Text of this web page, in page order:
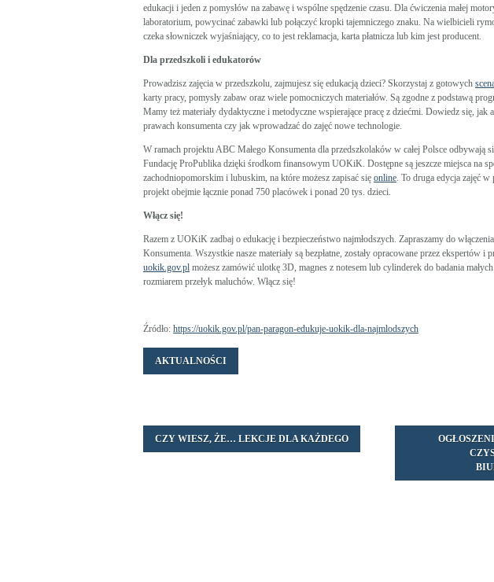
edukacji i jeden z pomysłów na zabawę i wspólne spędzenie czasu. Dla ćwiczenia małej
laboratorium, powycinać zabawki lub połączyć kropki tajemniczego znaku. Na wielbicieli
czeka słowniczek wyjaśniający, co to jest reklamacja, karta płatnicza lub kim jest producent.
Dla przedszkoli i edukatorów
Prowadzisz zajęcia w przedszkolu, zajmujesz się edukacją dzieci? Skorzystaj z gotowych
karty pracy, pomysły zabaw oraz wiele pomocniczych materiałów. Są zgodne z podstawą
Mamy też materiały dydaktyczne i metodyczne wspierające pracę z dziećmi. Dowiedz się, jak
prawach konsumenta czy jak wprowadzać do zajęć nowe technologie.
W ramach projektu ABC Małego Konsumenta dla przedszkolaków w całej Polsce odbywają
Fundację ProPublika dzięki środkom finansowym UOKiK. Dostępne są jeszcze miejsca na
zachodniopomorskim i lubuskim, na które możesz zapisać się online. To druga edycja zajęć
projekt obejmie łącznie ponad 750 placówek i ponad 20 tys. dzieci.
Włącz się!
Razem z UOKiK zadbaj o edukację i bezpieczeństwo najmłodszych. Zapraszamy do
Konsumenta. Wszystkie nasze materiały są bezpłatne, zostały opracowane przez ekspertów i
uokik.gov.pl możesz zamówić ulotkę 3D, magnes z notesem lub cylinderek do badania
rozmiarem przełyk maluchów. Włącz się!
Źródło: https://uokik.gov.pl/pan-paragon-edukuje-uokik-dla-najmlodszych
AKTUALNOŚCI
CZY WIESZ, ŻE… LEKCJE DLA KAŻDEGO